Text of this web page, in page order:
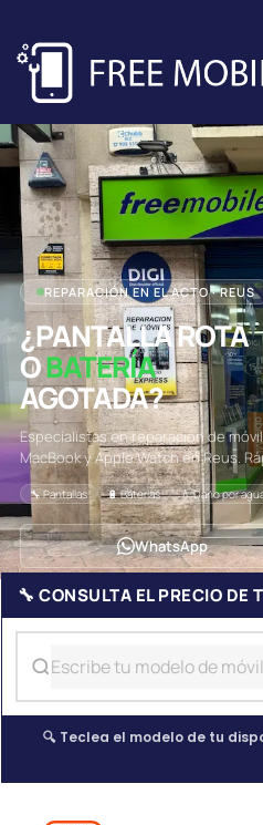
REPARACIÓN EN EL ACTO · REUS
¿PANTALLA ROTA
OBATERÍA
AGOTADA?
Especialistas en reparación de
MacBook y Apple Watch en Reus.
🔧 Pantallas 🔋 Baterías 💧 Daño por
WhatsApp
🔧 CONSULTA EL PRECIO DE
🔍 Teclea el modelo de tu